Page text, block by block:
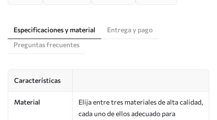
Especificaciones y material
Entrega y pago
Preguntas frecuentes
Características
Material
Elija entre tres materiales de alta calidad,
cada uno de ellos adecuado para